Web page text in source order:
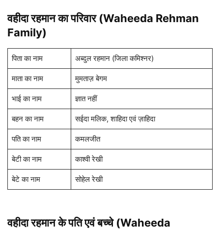
वहीदा रहमान का परिवार (Waheeda Rehman
Family)
पिता का नाम अब्दुल रहमान (जिला कमिश्नर)
माता का नाम मुमताज़ बेगम
भाई का नाम ज्ञात नहीं
बहन का नाम सईदा मलिक, शाहिदा एवं ज़ाहिदा
पति का नाम कमलजीत
बेटी का नाम काश्वी रेखी
बेटे का नाम सोहेल रेखी
वहीदा रहमान के पति एवं बच्चे (Waheeda